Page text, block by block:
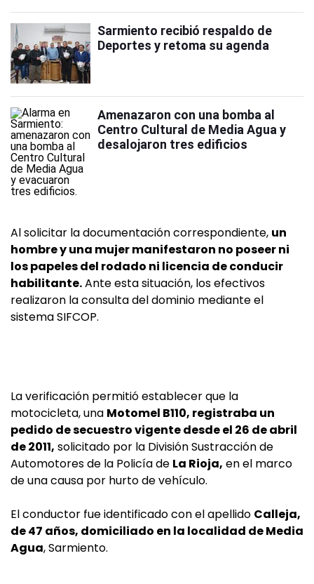
Sarmiento recibió respaldo de
Deportes y retoma su agenda
Amenazaron con una bomba al
Centro Cultural de Media Agua y
desalojaron tres edificios
Al solicitar la documentación correspondiente, un
hombre y una mujer manifestaron no poseer ni
los papeles del rodado ni licencia de conducir
habilitante.Ante esta situación, los efectivos
realizaron la consulta del dominio mediante el
sistema SIFCOP.
La verificación permitió establecer que la
motocicleta, una Motomel B110, registraba un
pedido de secuestro vigente desde el 26 de abril
de 2011, solicitado por la División Sustracción de
Automotores de la Policía de La Rioja, en el marco
de una causa por hurto de vehículo.
El conductor fue identificado con el apellido Calleja,
de 47 años, domiciliado en la localidad de Media
Agua, Sarmiento.